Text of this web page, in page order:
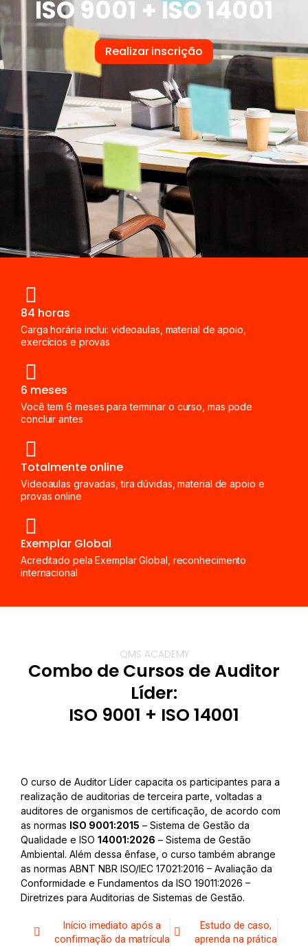
ISO 9001 + ISO 14001
Realizar inscrição
84 horas
Carga horária inclui: videoaulas, material de apoio,
exercícios e provas
6 meses
Você tem 6 meses para terminar o curso, mas pode
concluir antes
Totalmente online
Videoaulas gravadas, tira dúvidas, material de apoio e
provas online
Exemplar Global
Acreditado pela Exemplar Global, reconhecimento
internacional
QMS ACADEMY
Combo de Cursos de Auditor
Líder:
ISO 9001 + ISO 14001
O curso de Auditor Líder capacita os participantes para a
realização de auditorias de terceira parte, voltadas a
auditores de organismos de certificação, de acordo com
as normas ISO 9001:2015 – Sistema de Gestão da
Qualidade e ISO 14001:2026 – Sistema de Gestão
Ambiental. Além dessa ênfase, o curso também abrange
as normas ABNT NBR ISO/IEC 17021:2016 – Avaliação da
Conformidade e Fundamentos da ISO 19011:2026 –
Diretrizes para Auditorias de Sistemas de Gestão.
Início imediato após a
confirmação da matrícula
Estudo de caso,
aprenda na prática